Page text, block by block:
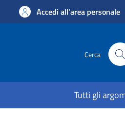
Accedi all'area personale
Cerca
Tutti gli